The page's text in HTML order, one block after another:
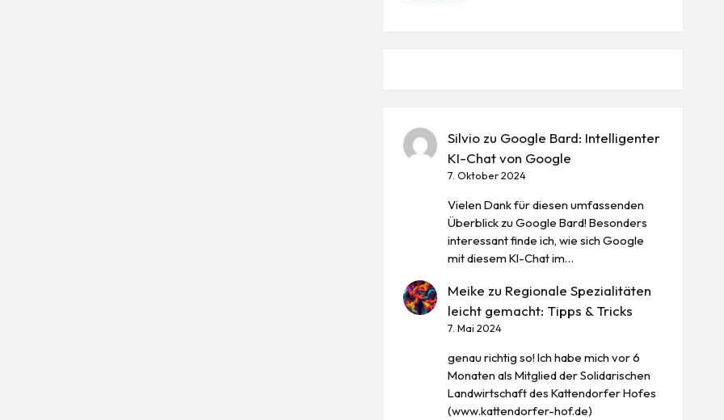
Silvio zu Google Bard: Intelligenter
KI-Chat von Google
7. Oktober 2024
Vielen Dank für diesen umfassenden
Überblick zu Google Bard! Besonders
interessant finde ich, wie sich Google
mit diesem KI-Chat im…
Meike zu Regionale Spezialitäten
leicht gemacht: Tipps & Tricks
7. Mai 2024
genau richtig so! Ich habe mich vor 6
Monaten als Mitglied der Solidarischen
Landwirtschaft des Kattendorfer Hofes
(www.kattendorfer-hof.de)